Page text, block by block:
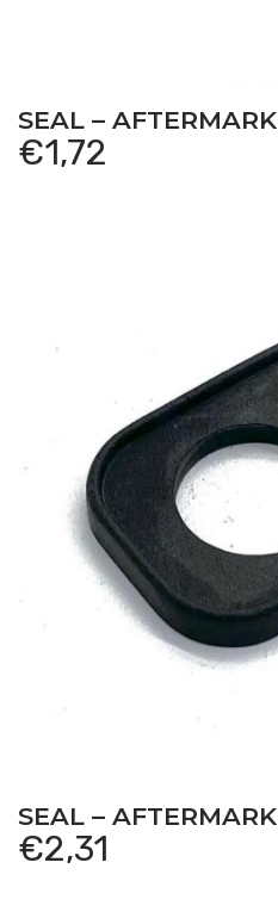
SEAL –
€1,72
SEAL –
€2,31